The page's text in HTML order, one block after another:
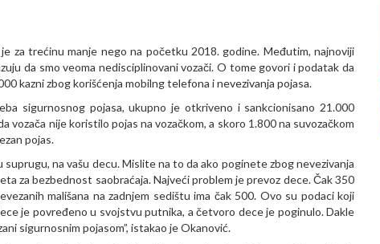
za trećinu manje nego na početku 2018. godine. Međutim, najnoviji
da smo veoma nedisciplinovani vozači. O tome govori i podatak da
kazni zbog korišćenja mobilng telefona i nevezivanja pojasa.
sigurnosnog pojasa, ukupno je otkriveno i sankcionisano 21.000
nije koristilo pojas na vozačkom, a skoro 1.800 na suvozačkom
pojas.
na vašu decu. Mislite na to da ako poginete zbog nevezivanja
za bezbednost saobraćaja. Najveći problem je prevoz dece. Čak 350
mališana na zadnjem sedištu ima čak 500. Ovo su podaci koji
je povređeno u svojstvu putnika, a četvoro dece je poginulo. Dakle
sigurnosnim pojasom”, istakao je Okanović.